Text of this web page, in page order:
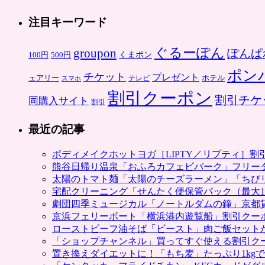
注目キーワード
100円 500円 groupon くまポン ぐるーぽん ぽんぱ
ェアリー スマホ チケット テレビ プレゼント ホテル ポン
同購入サイト 割引 割引クーポン 割引チケ
最近の記事
ボディメイクホットヨガ［LIPTY／リプティ］割
熊谷日帰り温泉「おふろカフェビバーク」フリ
太陽のトマト麺「太陽のチーズラーメン」「ち
宅配クリーニング「せんたく便保管パック（最
劇団四季ミュージカル「ノートルダムの鐘」京
京浜フェリーボート「横浜港内遊覧船」割引ク
ローストビーフ油そば「ビースト」肉ご飯セッ
「ショップチャンネル」買ってすぐ使える割引ク
置き換えダイエットに！「もち麦」たっぷり1kg